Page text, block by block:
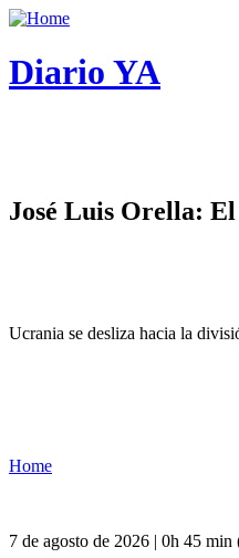
Diario YA
José Luis Orella:
Ucrania se desliza hacia la
Home
7 de agosto de 2026 | 0h 45